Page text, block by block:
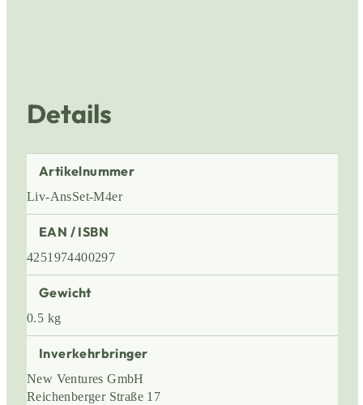
Details
Artikelnummer
Liv-AnsSet-M4er
EAN / ISBN
4251974400297
Gewicht
0.5 kg
Inverkehrbringer
New Ventures GmbH
Reichenberger Straße 17